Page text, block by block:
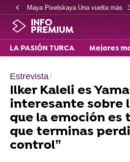
Maya Pixelskaya Una vuelta más
INFO
PREMIUM
LA PASIÓN TURCA Mejores
Estrevista
Ilker Kaleli es
interesante sobre
que la emoción es
que terminas
control”